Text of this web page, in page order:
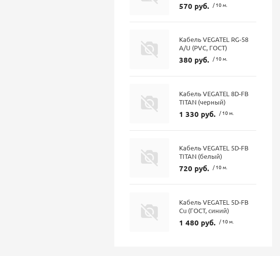
570 руб. / 10 м.
Кабель VEGATEL RG-58
A/U (PVC, ГОСТ)
380 руб. / 10 м.
Кабель VEGATEL 8D-FB
TITAN (черный)
1 330 руб. / 10 м.
Кабель VEGATEL 5D-FB
TITAN (белый)
720 руб. / 10 м.
Кабель VEGATEL 5D-FB
Cu (ГОСТ, синий)
1 480 руб. / 10 м.